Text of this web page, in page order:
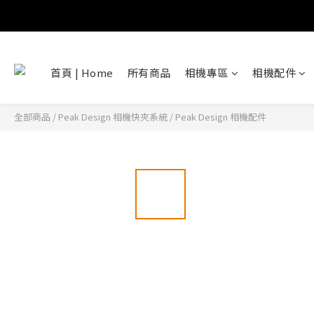
首頁 | Home 所有商品 相機專區 相機配件
全部商品 / Peak Design 相機快夾系統 / Peak Design 相機配件